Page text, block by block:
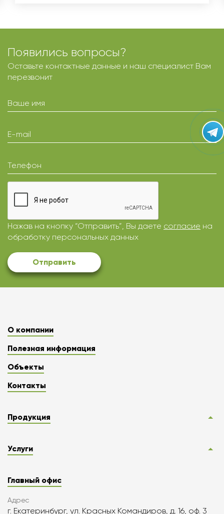
Появились вопросы?
Оставьте контактные данные и наш специалист Вам
перезвонит
Ваше имя
E-mail
Телефон
Нажав на кнопку “Отправить”, Вы даете согласие на
обработку персональных данных
Отправить
О компании
Полезная информация
Объекты
Контакты
Продукция
Услуги
Главный офис
Адрес
г. Екатеринбург, ул. Красных Командиров, д. 16, оф. 3